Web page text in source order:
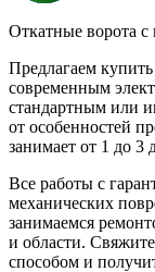
Откатные ворота
Предлагаем
современным
стандартным или
от особенностей
занимает от 1 до 3
Все работы с
механических
занимаемся
и области.
способом и